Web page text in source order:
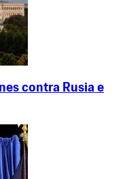
contra Rusia e